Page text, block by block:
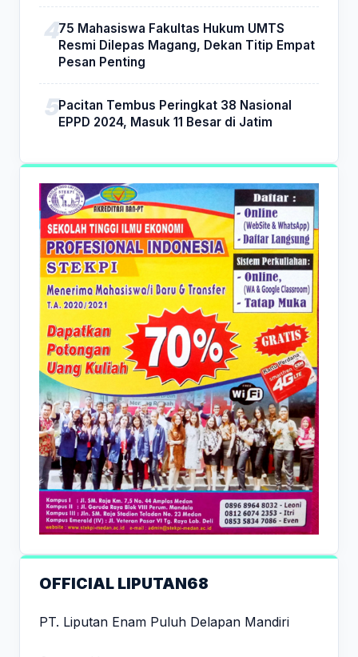
75 Mahasiswa Fakultas Hukum UMTS
Resmi Dilepas Magang, Dekan Titip Empat
Pesan Penting
Pacitan Tembus Peringkat 38 Nasional
EPPD 2024, Masuk 11 Besar di Jatim
OFFICIAL LIPUTAN68
PT. Liputan Enam Puluh Delapan Mandiri